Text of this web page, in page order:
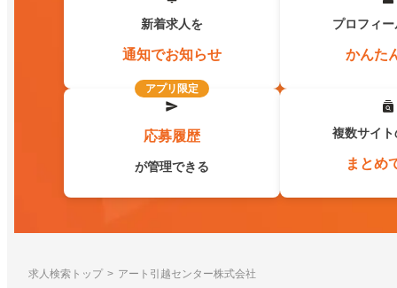
新着求人を
通知でお知らせ
プロフィ
かんた
アプリ限定
応募履歴
が管理できる
複数サイ
まとめ
求人検索トップ アート引越センター株式会社